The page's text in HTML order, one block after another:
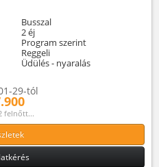
Busszal
2 éj
Program szerint
Reggeli
Üdülés - nyaralás
29-tól
felnőtt...